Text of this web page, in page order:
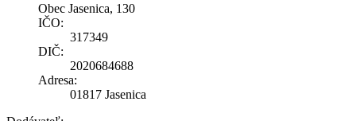
Obec Jasenica, 130
IČO:
317349
DIČ:
2020684688
Adresa:
01817 Jasenica